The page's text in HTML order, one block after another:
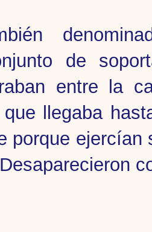
de
entre la
llegaba
porque